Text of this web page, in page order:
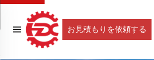
お見積もりを依頼する